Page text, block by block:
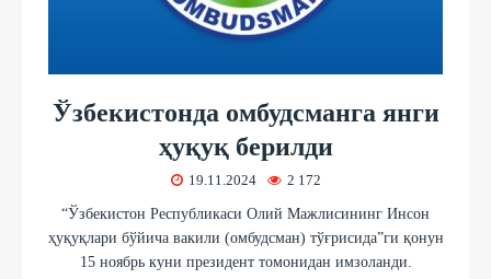
Ўзбекистонда омбудсманга янги
ҳуқуқ берилди
19.11.2024 2 172
“Ўзбекистон Республикаси Олий Мажлисининг Инсон
ҳуқуқлари бўйича вакили (омбудсман) тўғрисида”ги қонун
15 ноябрь куни президент томонидан имзоланди.